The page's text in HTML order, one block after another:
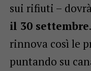
sui rifiuti –
il 30 settembre
rinnova così le
puntando su